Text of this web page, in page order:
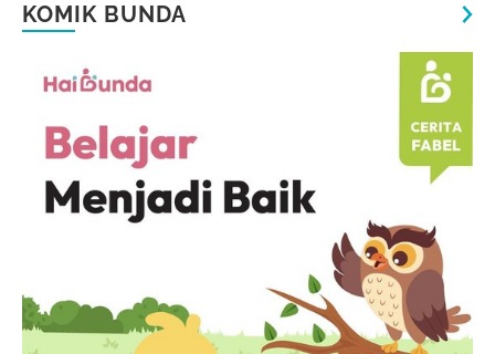
KOMIK BUNDA